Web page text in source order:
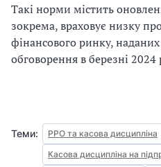
Такі норми містить
зокрема, враховує низку
фінансового ринку,
обговорення в березні 2024
Теми:
РРО та касова дисципліна
Касова дисципліна на